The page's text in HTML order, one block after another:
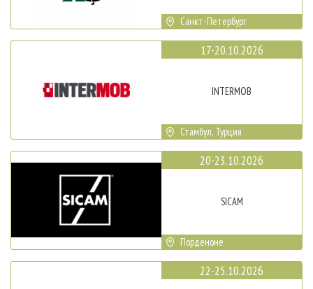
Санкт-Петербург
17-20.10.2026
INTERMOB
Стамбул, Турция
20-23.10.2026
SICAM
Порденоне
22-25.10.2026